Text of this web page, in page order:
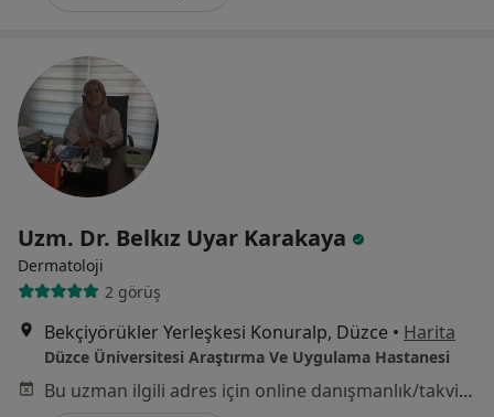
Uzm. Dr. Belkız Uyar Karakaya
Dermatoloji
2 görüş
Bekçiyörükler Yerleşkesi Konuralp, Düzce • Harita
Düzce Üniversitesi Araştırma Ve Uygulama Hastanesi
Bu uzman ilgili adres için online danışmanlık/takvim sunmuyor.